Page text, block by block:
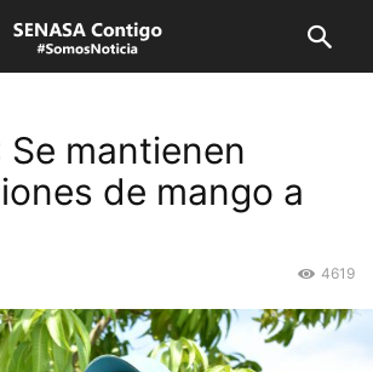
Se mantienen
de mango a
4619